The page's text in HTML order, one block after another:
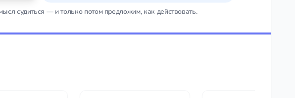
судиться — и только потом предложим, как действовать.